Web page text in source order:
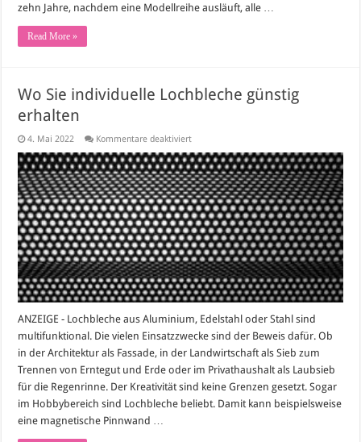
zehn Jahre, nachdem eine Modellreihe ausläuft, alle …
Read More »
Wo Sie individuelle Lochbleche günstig
erhalten
4. Mai 2022 Kommentare deaktiviertfür
Sie
individuelle
Lochbleche
günstig
erhalten
ANZEIGE - Lochbleche aus Aluminium, Edelstahl oder Stahl sind
multifunktional. Die vielen Einsatzzwecke sind der Beweis dafür. Ob
in der Architektur als Fassade, in der Landwirtschaft als Sieb zum
Trennen von Erntegut und Erde oder im Privathaushalt als Laubsieb
für die Regenrinne. Der Kreativität sind keine Grenzen gesetzt. Sogar
im Hobbybereich sind Lochbleche beliebt. Damit kann beispielsweise
eine magnetische Pinnwand …